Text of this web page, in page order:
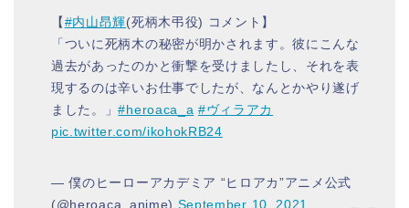
【 #内山昂輝(死柄木弔役) コメント】
「ついに死柄木の秘密が明かされます。彼にこんな
過去があったのかと衝撃を受けましたし、それを表
現するのは辛いお仕事でしたが、なんとかやり遂げ
ました。」#heroaca_a #ヴィラアカ
pic.twitter.com/ikohokRB24
— 僕のヒーローアカデミア “ヒロアカ”アニメ公式
(@heroaca_anime) September 10, 2021